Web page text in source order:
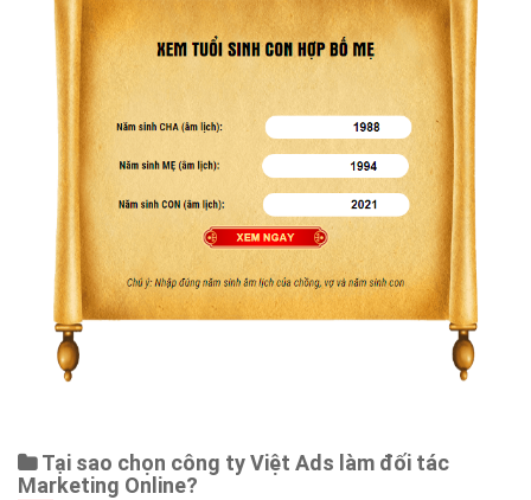
Tại sao chọn công ty Việt Ads làm đối tác
Marketing Online?